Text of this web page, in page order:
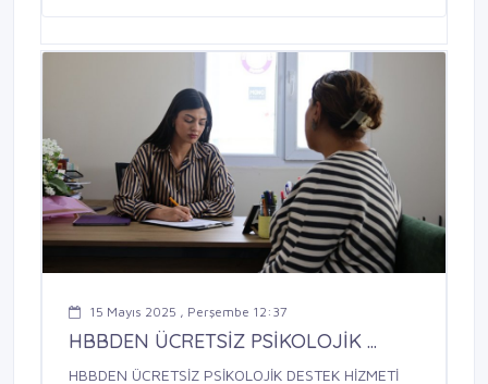
15 Mayıs 2025 , Perşembe 12:37
HBBDEN ÜCRETSİZ PSİKOLOJİK ...
HBBDEN ÜCRETSİZ PSİKOLOJİK DESTEK HİZMETİ